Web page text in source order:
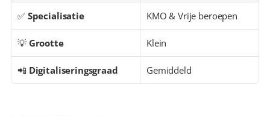
✅ Specialisatie KMO & Vrije beroepen
💡 Grootte Klein
📲 Digitaliseringsgraad Gemiddeld